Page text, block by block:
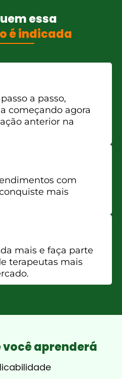
essa
é indicada
a passo,
começando agora
anterior na
com
mais
mais e faça parte
terapeutas mais
você aprenderá